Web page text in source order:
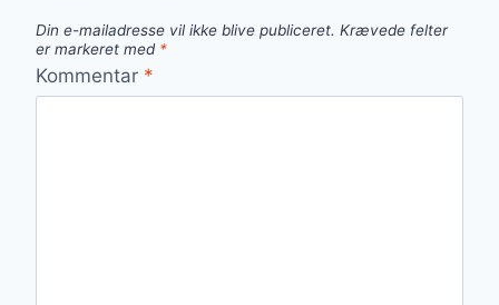
Din e-mailadresse vil ikke blive publiceret. Krævede felter
er markeret med *
Kommentar *